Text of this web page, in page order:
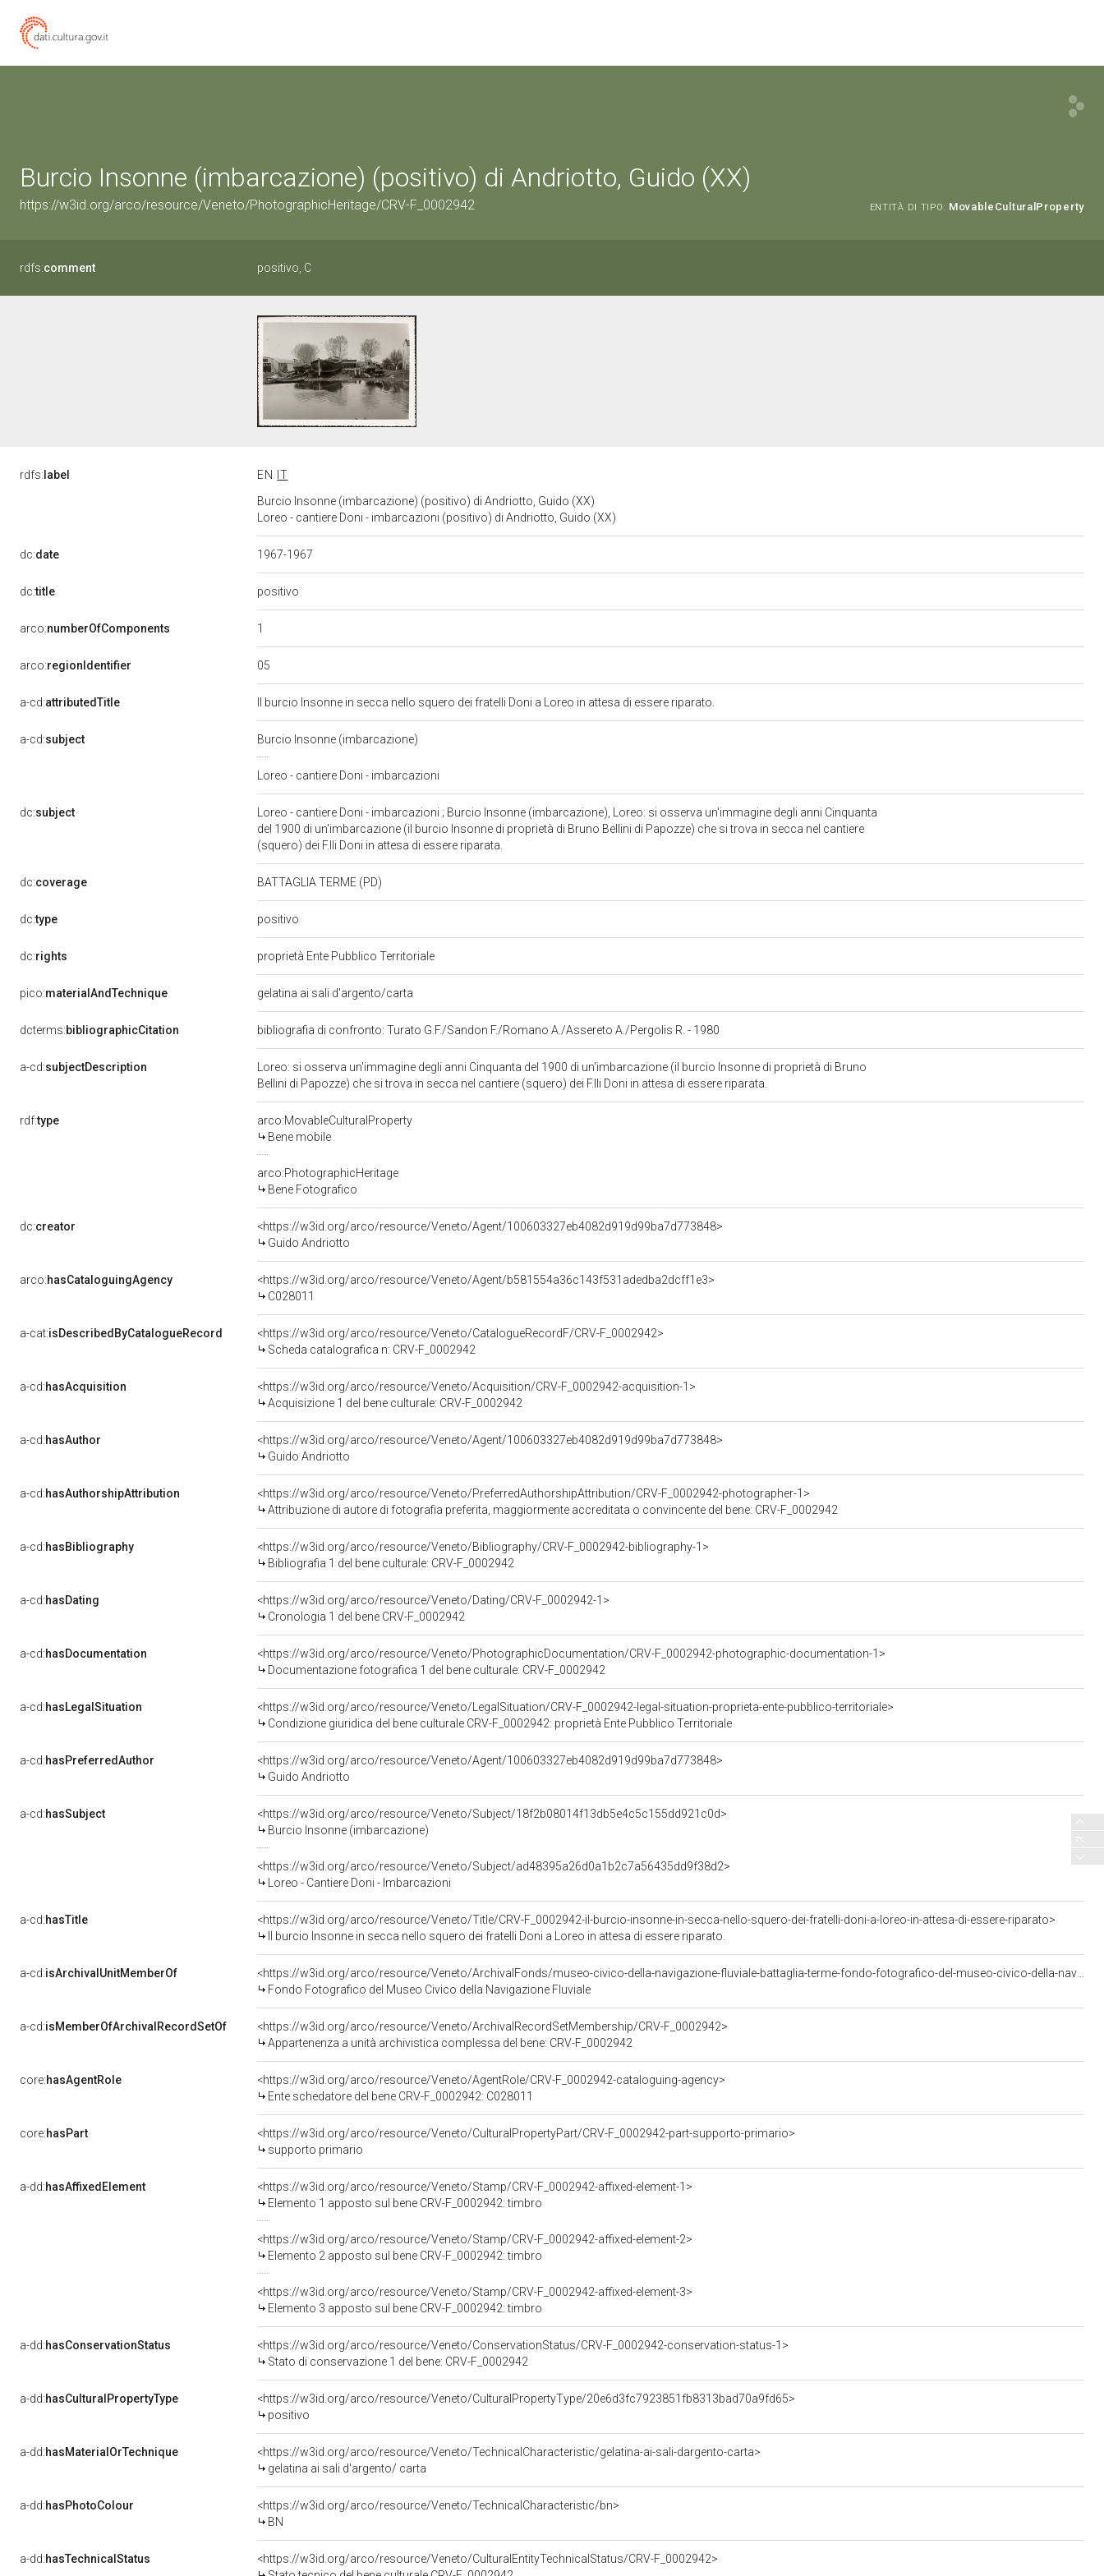
Burcio Insonne (imbarcazione) (positivo) di Andriotto, Guido (XX)
https://w3id.org/arco/resource/Veneto/PhotographicHeritage/CRV-F_0002942 ENTITÀ DI TIPO: MovableCulturalProperty
rdfs:comment positivo, C
rdfs: label EN
IT
Burcio Insonne (imbarcazione) (positivo) di Andriotto, Guido (XX)
Loreo - cantiere Doni - imbarcazioni (positivo) di Andriotto, Guido (XX)
dc:date 1967-1967
dc:title positivo
arco:numberOfComponents 1
arco:regionIdentifier 05
a-cd:attributedTitle Il burcio Insonne in secca nello squero dei fratelli Doni a Loreo in attesa di essere riparato.
a-cd:subject Burcio Insonne (imbarcazione)
Loreo - cantiere Doni - imbarcazioni
dc:subject
Loreo - cantiere Doni - imbarcazioni ; Burcio Insonne (imbarcazione), Loreo: si osserva un'immagine degli anni Cinquanta
del 1900 di un'imbarcazione (il burcio Insonne di proprietà di Bruno Bellini di Papozze) che si trova in secca nel cantiere
(squero) dei F.lli Doni in attesa di essere riparata.
dc:coverage BATTAGLIA TERME (PD)
dc:type positivo
dc:rights proprietà Ente Pubblico Territoriale
pico:materialAndTechnique gelatina ai sali d'argento/carta
dcterms:bibliographicCitation bibliografia di confronto: Turato G.F./Sandon F./Romano A./Assereto A./Pergolis R. - 1980
a-cd:subjectDescription
Loreo: si osserva un'immagine degli anni Cinquanta del 1900 di un'imbarcazione (il burcio Insonne di proprietà di Bruno
Bellini di Papozze) che si trova in secca nel cantiere (squero) dei F.lli Doni in attesa di essere riparata.
rdf:type
arco:MovableCulturalProperty
Bene mobile
arco:PhotographicHeritage
Bene Fotografico
dc:creator
<https://w3id.org/arco/resource/Veneto/Agent/100603327eb4082d919d99ba7d773848>
Guido Andriotto
arco:hasCataloguingAgency
<https://w3id.org/arco/resource/Veneto/Agent/b581554a36c143f531adedba2dcff1e3>
C028011
a-cat:isDescribedByCatalogueRecord
<https://w3id.org/arco/resource/Veneto/CatalogueRecordF/CRV-F_0002942>
Scheda catalografica n: CRV-F_0002942
a-cd:hasAcquisition
<https://w3id.org/arco/resource/Veneto/Acquisition/CRV-F_0002942-acquisition-1>
Acquisizione 1 del bene culturale: CRV-F_0002942
a-cd:hasAuthor
<https://w3id.org/arco/resource/Veneto/Agent/100603327eb4082d919d99ba7d773848>
Guido Andriotto
a-cd:hasAuthorshipAttribution
<https://w3id.org/arco/resource/Veneto/PreferredAuthorshipAttribution/CRV-F_0002942-photographer-1>
Attribuzione di autore di fotografia preferita, maggiormente accreditata o convincente del bene: CRV-F_0002942
a-cd:hasBibliography
<https://w3id.org/arco/resource/Veneto/Bibliography/CRV-F_0002942-bibliography-1>
Bibliografia 1 del bene culturale: CRV-F_0002942
a-cd:hasDating
<https://w3id.org/arco/resource/Veneto/Dating/CRV-F_0002942-1>
Cronologia 1 del bene CRV-F_0002942
a-cd:hasDocumentation
<https://w3id.org/arco/resource/Veneto/PhotographicDocumentation/CRV-F_0002942-photographic-documentation-1>
Documentazione fotografica 1 del bene culturale: CRV-F_0002942
a-cd:hasLegalSituation
<https://w3id.org/arco/resource/Veneto/LegalSituation/CRV-F_0002942-legal-situation-proprieta-ente-pubblico-territoriale>
Condizione giuridica del bene culturale CRV-F_0002942: proprietà Ente Pubblico Territoriale
a-cd:hasPreferredAuthor
<https://w3id.org/arco/resource/Veneto/Agent/100603327eb4082d919d99ba7d773848>
Guido Andriotto
a-cd:hasSubject
<https://w3id.org/arco/resource/Veneto/Subject/18f2b08014f13db5e4c5c155dd921c0d>
Burcio Insonne (imbarcazione)
<https://w3id.org/arco/resource/Veneto/Subject/ad48395a26d0a1b2c7a56435dd9f38d2>
Loreo - Cantiere Doni - Imbarcazioni
a-cd:hasTitle
<https://w3id.org/arco/resource/Veneto/Title/CRV-F_0002942-il-burcio-insonne-in-secca-nello-squero-dei-fratelli-doni-a-loreo-in-attesa-di-essere-riparato>
Il burcio Insonne in secca nello squero dei fratelli Doni a Loreo in attesa di essere riparato.
a-cd:isArchivalUnitMemberOf
Fondo Fotografico del Museo Civico della Navigazione Fluviale
a-cd:isMemberOfArchivalRecordSetOf
<https://w3id.org/arco/resource/Veneto/ArchivalRecordSetMembership/CRV-F_0002942>
Appartenenza a unità archivistica complessa del bene: CRV-F_0002942
core:hasAgentRole
<https://w3id.org/arco/resource/Veneto/AgentRole/CRV-F_0002942-cataloguing-agency>
Ente schedatore del bene CRV-F_0002942: C028011
core:hasPart
<https://w3id.org/arco/resource/Veneto/CulturalPropertyPart/CRV-F_0002942-part-supporto-primario>
supporto primario
a-dd:hasAffixedElement
<https://w3id.org/arco/resource/Veneto/Stamp/CRV-F_0002942-affixed-element-1>
Elemento 1 apposto sul bene CRV-F_0002942: timbro
<https://w3id.org/arco/resource/Veneto/Stamp/CRV-F_0002942-affixed-element-2>
Elemento 2 apposto sul bene CRV-F_0002942: timbro
<https://w3id.org/arco/resource/Veneto/Stamp/CRV-F_0002942-affixed-element-3>
Elemento 3 apposto sul bene CRV-F_0002942: timbro
a-dd:hasConservationStatus
<https://w3id.org/arco/resource/Veneto/ConservationStatus/CRV-F_0002942-conservation-status-1>
Stato di conservazione 1 del bene: CRV-F_0002942
a-dd:hasCulturalPropertyType
<https://w3id.org/arco/resource/Veneto/CulturalPropertyType/20e6d3fc7923851fb8313bad70a9fd65>
positivo
a-dd:hasMaterialOrTechnique
<https://w3id.org/arco/resource/Veneto/TechnicalCharacteristic/gelatina-ai-sali-dargento-carta>
gelatina ai sali d'argento/ carta
a-dd:hasPhotoColour
<https://w3id.org/arco/resource/Veneto/TechnicalCharacteristic/bn>
BN
a-dd:hasTechnicalStatus
<https://w3id.org/arco/resource/Veneto/CulturalEntityTechnicalStatus/CRV-F_0002942>